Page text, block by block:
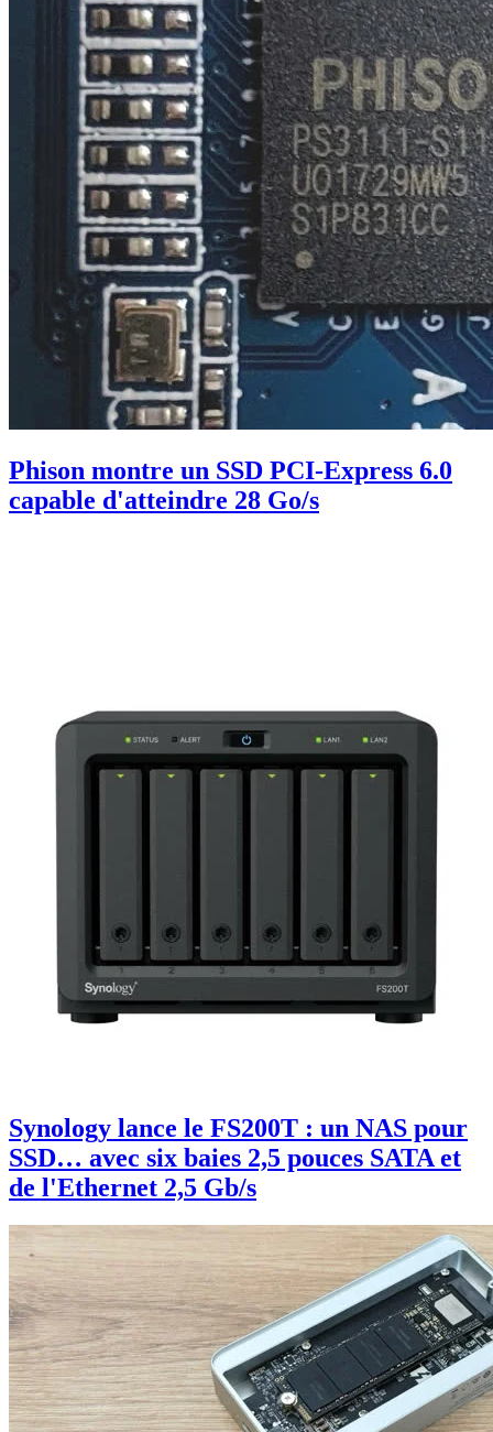
Phison montre un SSD PCI-Express 6.0
capable d'atteindre 28 Go/s
Synology lance le FS200T : un NAS pour
SSD… avec six baies 2,5 pouces SATA et
de l'Ethernet 2,5 Gb/s